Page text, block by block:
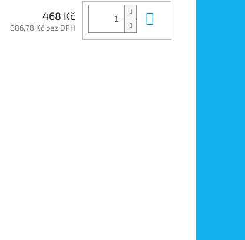
468 Kč
386,78 Kč bez DPH